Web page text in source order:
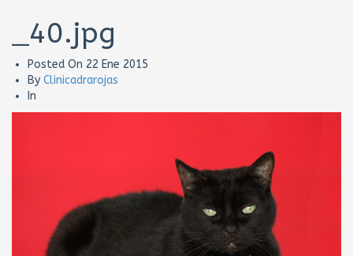
_40.jpg
Posted On 22 Ene 2015
By Clinicadrarojas
In